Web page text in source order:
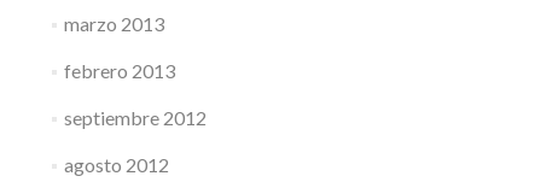
marzo 2013
febrero 2013
septiembre 2012
agosto 2012